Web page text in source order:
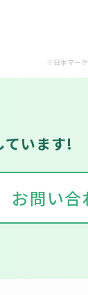
※日本マー
ています!
お問い合